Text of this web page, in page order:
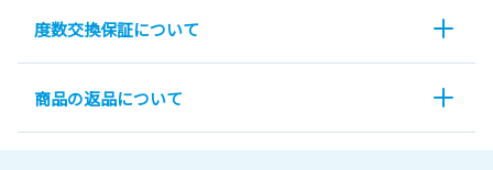
度数交換保証について
商品の返品について